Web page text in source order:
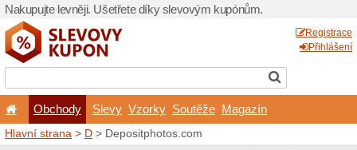
Nakupujte levněji.